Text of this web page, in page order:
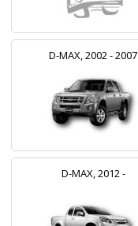
D-MAX, 2002 - 2007
D-MAX, 2012 -